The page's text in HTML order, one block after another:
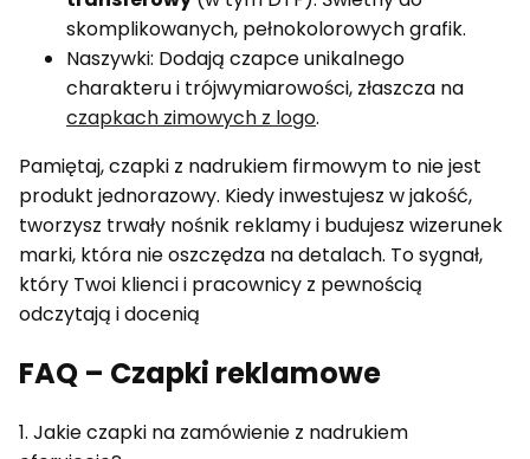
skomplikowanych, pełnokolorowych grafik.
Naszywki: Dodają czapce unikalnego
charakteru i trójwymiarowości, złaszcza na
czapkach zimowych z logo.
Pamiętaj, czapki z nadrukiem firmowym to nie jest
produkt jednorazowy. Kiedy inwestujesz w jakość,
tworzysz trwały nośnik reklamy i budujesz wizerunek
marki, która nie oszczędza na detalach. To sygnał,
który Twoi klienci i pracownicy z pewnością
odczytają i docenią
FAQ – Czapki reklamowe
1. Jakie czapki na zamówienie z nadrukiem